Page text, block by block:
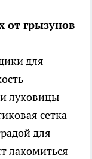
от грызунов
для
луковицы
сетка
для
лакомиться